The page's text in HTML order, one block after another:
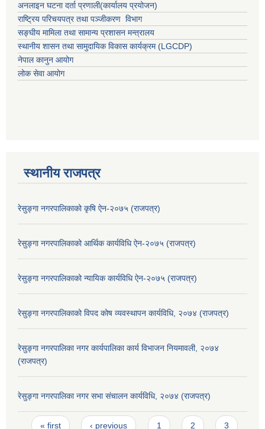
अनलाइन घटना दर्ता प्रणाली(कार्यालय प्रयोजन)
राष्ट्रिय परिचयपत्र तथा पञ्जीकरण विभाग
सङ्घीय मामिला तथा सामान्य प्रशासन मन्त्रालय
स्थानीय शासन तथा सामुदायिक विकास कार्यक्रम (LGCDP)
नेपाल कानुन आयोग
लोक सेवा आयोग
स्थानीय राजपत्र
रेसुङ्गा नगरपालिकाको कृषि ऐन-२०७५ (राजपत्र)
रेसुङ्गा नगरपालिकाको आर्थिक कार्यविधि ऐन-२०७५ (राजपत्र)
रेसुङ्गा नगरपालिकाको न्यायिक कार्यविधि ऐन-२०७५ (राजपत्र)
रेसुङ्गा नगरपालिकाको विपद कोष व्यवस्थापन कार्यविधि, २०७४ (राजपत्र)
रेसुङ्गा नगरपालिका नगर कार्यपालिका कार्य विभाजन नियमावली, २०७४
(राजपत्र)
रेसुङ्गा नगरपालिका नगर सभा संचालन कार्यविधि, २०७४ (राजपत्र)
« first ‹ previous 1 2 3